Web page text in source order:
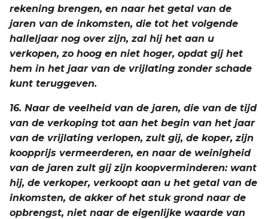
rekening brengen, en naar het getal van de
jaren van de inkomsten, die tot het volgende
halleljaar nog over zijn, zal hij het aan u
verkopen, zo hoog en niet hoger, opdat gij het
hem in het jaar van de vrijlating zonder schade
kunt teruggeven.
16. Naar de veelheid van de jaren, die van de tijd
van de verkoping tot aan het begin van het jaar
van de vrijlating verlopen, zult gij, de koper, zijn
koopprijs vermeerderen, en naar de weinigheid
van de jaren zult gij zijn koopverminderen: want
hij, de verkoper, verkoopt aan u het getal van de
inkomsten, de akker of het stuk grond naar de
opbrengst, niet naar de eigenlijke waarde van